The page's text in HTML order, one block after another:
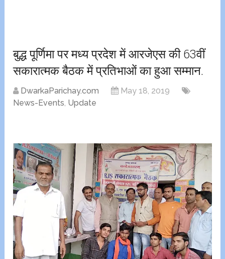
बुद्ध पूर्णिमा पर मध्य प्रदेश में आरजेएस की 63वीं
सकारात्मक बैठक में प्रतिभाओं का हुआ सम्मान.
DwarkaParichay.com
May 18, 2019
News-Events, Update